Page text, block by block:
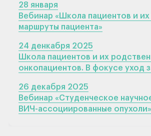
28 января
Вебинар «Школа пациентов и
маршруты пациента»
24 денкабря 2025
Школа пациентов и их
онкопациентов. В фокусе уход
26 декабря 2025
Вебинар «Студенческое
ВИЧ-ассоциированные опухоли»